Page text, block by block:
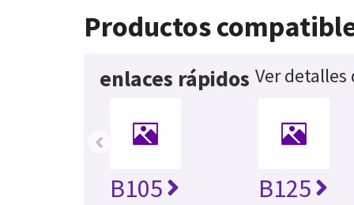
Productos
enlaces rápidos Ver
B105 B125
‹